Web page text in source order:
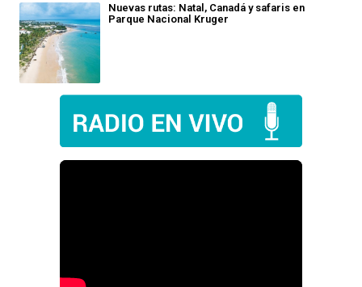
Nuevas rutas: Natal, Canadá y safaris en
Parque Nacional Kruger